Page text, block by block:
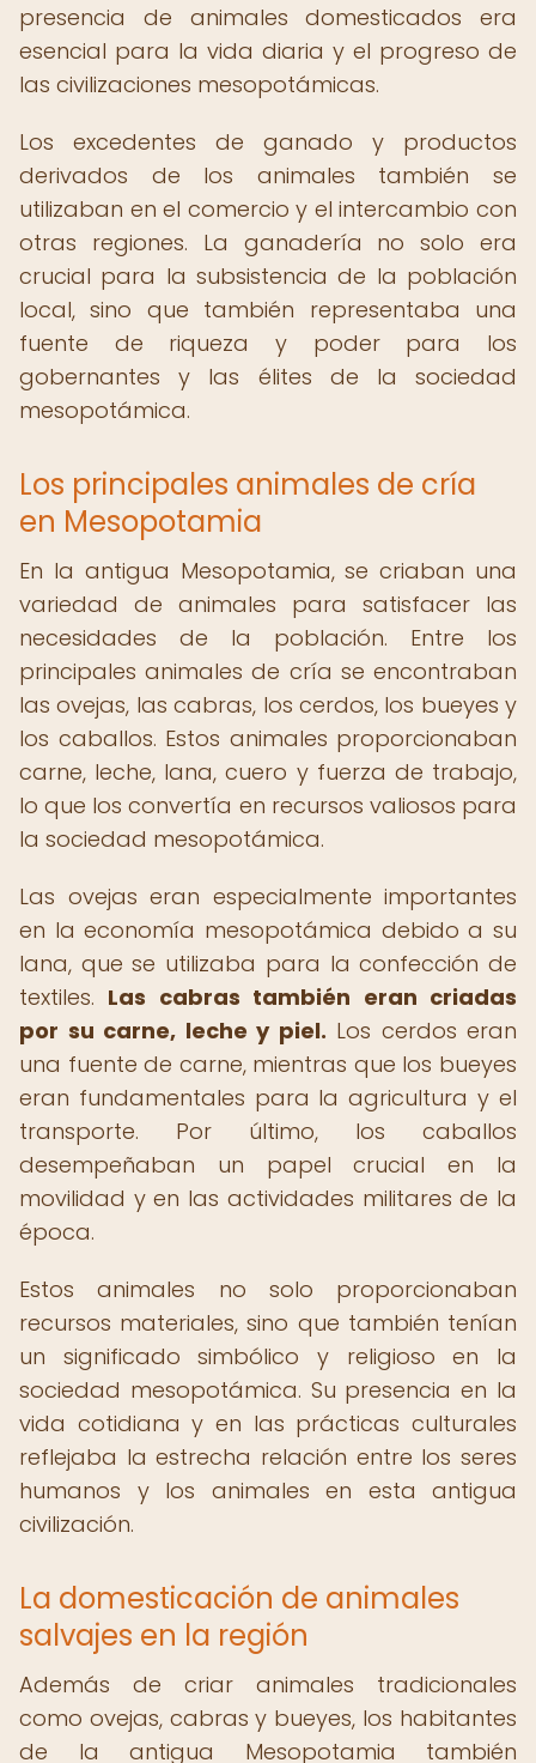
presencia de animales domesticados era
esencial para la vida diaria y el progreso de
las civilizaciones mesopotámicas.
Los excedentes de ganado y productos
derivados de los animales también se
utilizaban en el comercio y el intercambio con
otras regiones. La ganadería no solo era
crucial para la subsistencia de la población
local, sino que también representaba una
fuente de riqueza y poder para los
gobernantes y las élites de la sociedad
mesopotámica.
Los principales animales de cría
en Mesopotamia
En la antigua Mesopotamia, se criaban una
variedad de animales para satisfacer las
necesidades de la población. Entre los
principales animales de cría se encontraban
las ovejas, las cabras, los cerdos, los bueyes y
los caballos. Estos animales proporcionaban
carne, leche, lana, cuero y fuerza de trabajo,
lo que los convertía en recursos valiosos para
la sociedad mesopotámica.
Las ovejas eran especialmente importantes
en la economía mesopotámica debido a su
lana, que se utilizaba para la confección de
textiles. Las cabras también eran criadas
por su carne, leche y piel. Los cerdos eran
una fuente de carne, mientras que los bueyes
eran fundamentales para la agricultura y el
transporte. Por último, los caballos
desempeñaban un papel crucial en la
movilidad y en las actividades militares de la
época.
Estos animales no solo proporcionaban
recursos materiales, sino que también tenían
un significado simbólico y religioso en la
sociedad mesopotámica. Su presencia en la
vida cotidiana y en las prácticas culturales
reflejaba la estrecha relación entre los seres
humanos y los animales en esta antigua
civilización.
La domesticación de animales
salvajes en la región
Además de criar animales tradicionales
como ovejas, cabras y bueyes, los habitantes
de la antigua Mesopotamia también